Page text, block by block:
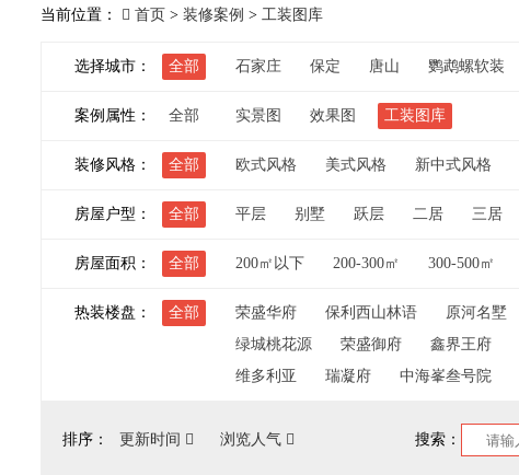
当前位置： 首页 > 装修案例 > 工装图库
选择城市： 全部 石家庄 保定 唐山 鹦鹉螺软装
案例属性： 全部 实景图 效果图 工装图库
装修风格： 全部 欧式风格 美式风格 新中式风格
房屋户型： 全部 平层 别墅 跃层 二居 三居
房屋面积： 全部 200㎡以下 200-300㎡ 300-500㎡
热装楼盘： 全部 荣盛华府 保利西山林语 原河名墅
绿城桃花源
荣盛御府 鑫界王府
维多利亚
瑞凝府 中海峯叁号院
排序： 更新时间 浏览人气 搜索：